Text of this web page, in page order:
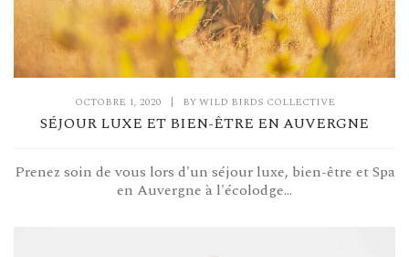
OCTOBRE 1, 2020 | BYWILD BIRDS COLLECTIVE
SÉJOUR LUXE ET BIEN-ÊTRE EN AUVERGNE
Prenez soin de vous lors d'un séjour luxe, bien-être et Spa
en Auvergne à l'écolodge...